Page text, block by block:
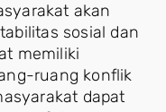
akan
sosial dan
memiliki
ruang konflik
dapat